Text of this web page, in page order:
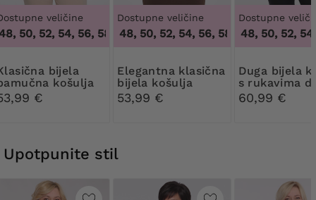
veličine
50, 52, 54, 56, 58, 60,46, 48, 50, 52, 54, 56, 58, 60
košulja
€
Dostupne veličine
46, 48, 50, 52, 54, 56, 58, 46, 48, 50, 52,
Elegantna klasična
bijela košulja
53,99 €
Dostupne
46, 48, 50, 52, 54,
Duga bijela košulja
s rukavima
lakta
60,99 €
Upotpunite stil